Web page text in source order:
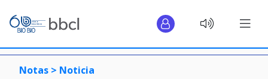
Notas > Noticia